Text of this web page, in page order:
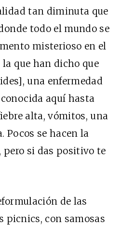
tan diminuta que
todo el mundo se
misterioso en el
que han dicho que
una enfermedad
aquí hasta
alta, vómitos, una
Pocos se hacen la
pero si das positivo te
de las
picnics, con samosas